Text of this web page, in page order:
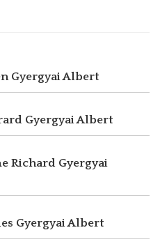
Gyergyai Albert
Gyergyai Albert
Richard Gyergyai
Gyergyai Albert